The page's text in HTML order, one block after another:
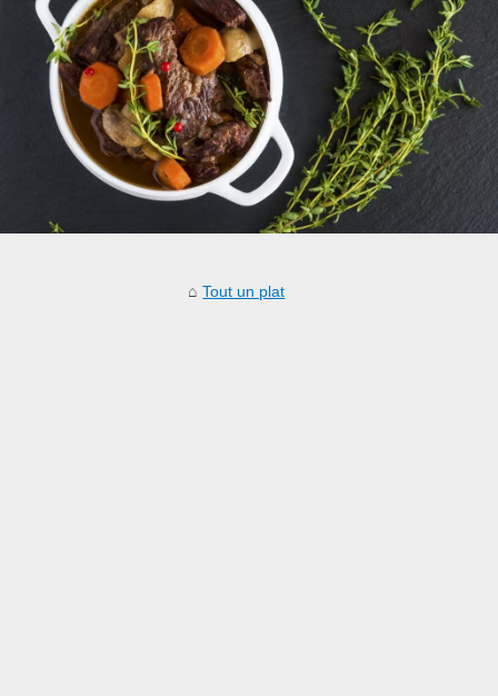
Tout un plat